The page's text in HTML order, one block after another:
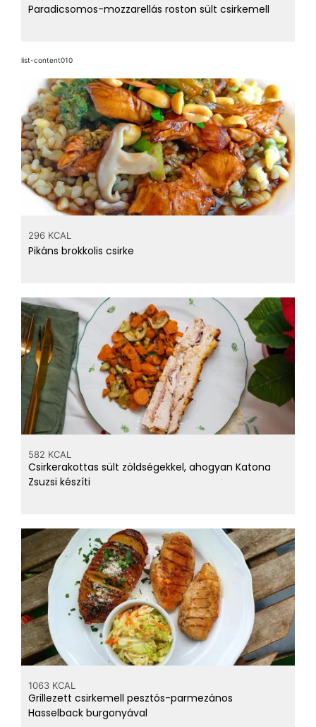
Paradicsomos-mozzarellás roston sült csirkemell
list-content010
296 KCAL
Pikáns brokkolis csirke
582 KCAL
Csirkerakottas sült zöldségekkel, ahogyan Katona
Zsuzsi készíti
1063 KCAL
Grillezett csirkemell pesztós-parmezános
Hasselback burgonyával